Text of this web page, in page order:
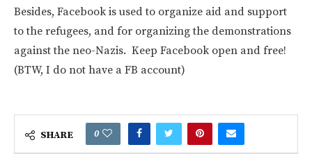
Besides, Facebook is used to organize aid and support
to the refugees, and for organizing the demonstrations
against the neo-Nazis. Keep Facebook open and free!
(BTW, I do not have a FB account)
SHARE 0